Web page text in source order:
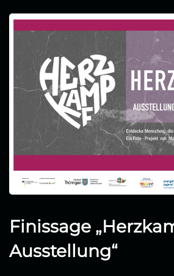
Finissage
Ausstellung“